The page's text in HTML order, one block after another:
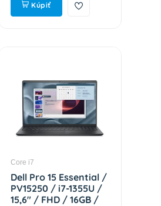
Kúpiť
Core i7
Dell Pro 15 Essential /
PV15250 / i7-1355U /
15,6" / FHD / 16GB /